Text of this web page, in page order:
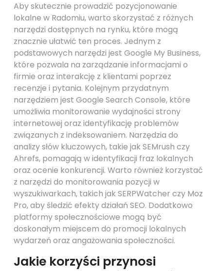
Aby skutecznie prowadzić pozycjonowanie
lokalne w Radomiu, warto skorzystać z różnych
narzędzi dostępnych na rynku, które mogą
znacznie ułatwić ten proces. Jednym z
podstawowych narzędzi jest Google My Business,
które pozwala na zarządzanie informacjami o
firmie oraz interakcję z klientami poprzez
recenzje i pytania. Kolejnym przydatnym
narzędziem jest Google Search Console, które
umożliwia monitorowanie wydajności strony
internetowej oraz identyfikację problemów
związanych z indeksowaniem. Narzędzia do
analizy słów kluczowych, takie jak SEMrush czy
Ahrefs, pomagają w identyfikacji fraz lokalnych
oraz ocenie konkurencji. Warto również korzystać
z narzędzi do monitorowania pozycji w
wyszukiwarkach, takich jak SERPWatcher czy Moz
Pro, aby śledzić efekty działań SEO. Dodatkowo
platformy społecznościowe mogą być
doskonałym miejscem do promocji lokalnych
wydarzeń oraz angażowania społeczności.
Jakie korzyści przynosi